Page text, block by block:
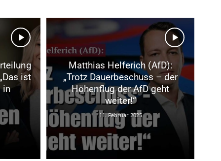
ist
in
Matthias Helferich (AfD):
„Trotz Dauerbeschuss – der
Höhenflug der AfD geht
weiter!“
11. Februar 2025